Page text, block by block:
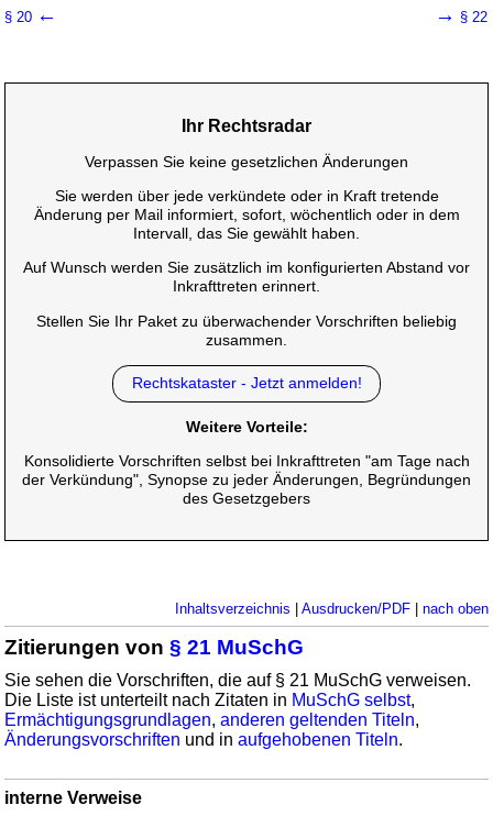
§ 20 ← → § 22
Ihr Rechtsradar
Verpassen Sie keine gesetzlichen Änderungen
Sie werden über jede verkündete oder in Kraft tretende
Änderung per Mail informiert, sofort, wöchentlich oder in dem
Intervall, das Sie gewählt haben.
Auf Wunsch werden Sie zusätzlich im konfigurierten Abstand vor
Inkrafttreten erinnert.
Stellen Sie Ihr Paket zu überwachender Vorschriften beliebig
zusammen.
Rechtskataster - Jetzt anmelden!
Weitere Vorteile:
Konsolidierte Vorschriften selbst bei Inkrafttreten "am Tage nach
der Verkündung", Synopse zu jeder Änderungen, Begründungen
des Gesetzgebers
Inhaltsverzeichnis Ausdrucken/PDF| nach oben
Zitierungen von§ 21 MuSchG
Sie sehen die Vorschriften, die auf § 21 MuSchG verweisen.
Die Liste ist unterteilt nach Zitaten in MuSchG selbst,
Ermächtigungsgrundlagen,anderen geltenden Titeln,
Änderungsvorschriften und inaufgehobenen Titeln.
interne Verweise